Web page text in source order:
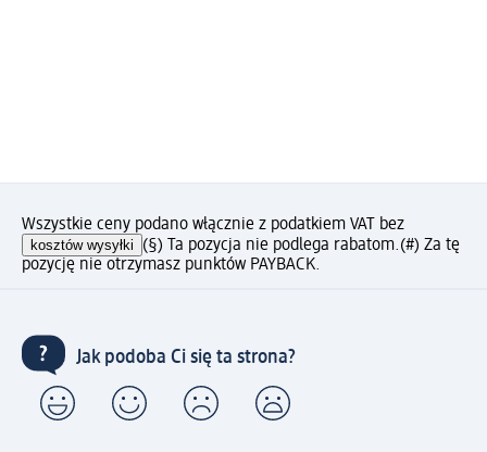
Wszystkie ceny podano włącznie z podatkiem VAT bez
kosztów wysyłki (§) Ta pozycja nie podlega rabatom.(#) Za tę
pozycję nie otrzymasz punktów PAYBACK.
Jak podoba Ci się ta strona?